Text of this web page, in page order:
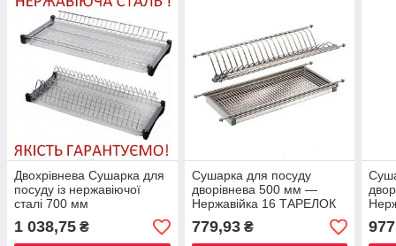
Двохрівнева Сушарка для
посуду із нержавіючої
сталі 700 мм
1 038,75 ₴
Сушарка для посуду
дворівнева 500 мм —
Нержавійка 16 ТАРЕЛОК
779,93₴